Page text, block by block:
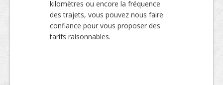
kilomètres ou encore la fréquence
des trajets, vous pouvez nous faire
confiance pour vous proposer des
tarifs raisonnables.